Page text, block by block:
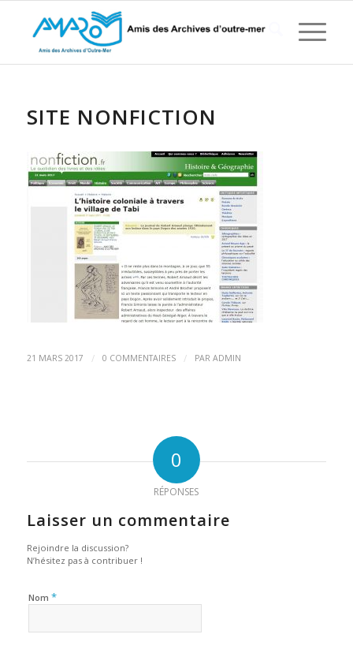
SITE NONFICTION
21 MARS 2017 / 0 COMMENTAIRES / PAR ADMIN
0
RÉPONSES
Laisser un commentaire
Rejoindre la discussion?
N’hésitez pas à contribuer !
Nom *